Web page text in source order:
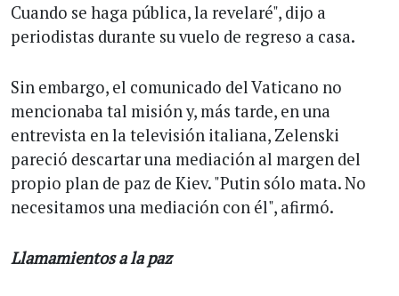
Cuando se haga pública, la revelaré", dijo a
periodistas durante su vuelo de regreso a casa.
Sin embargo, el comunicado del Vaticano no
mencionaba tal misión y, más tarde, en una
entrevista en la televisión italiana, Zelenski
pareció descartar una mediación al margen del
propio plan de paz de Kiev. "Putin sólo mata. No
necesitamos una mediación con él", afirmó.
Llamamientos a la paz